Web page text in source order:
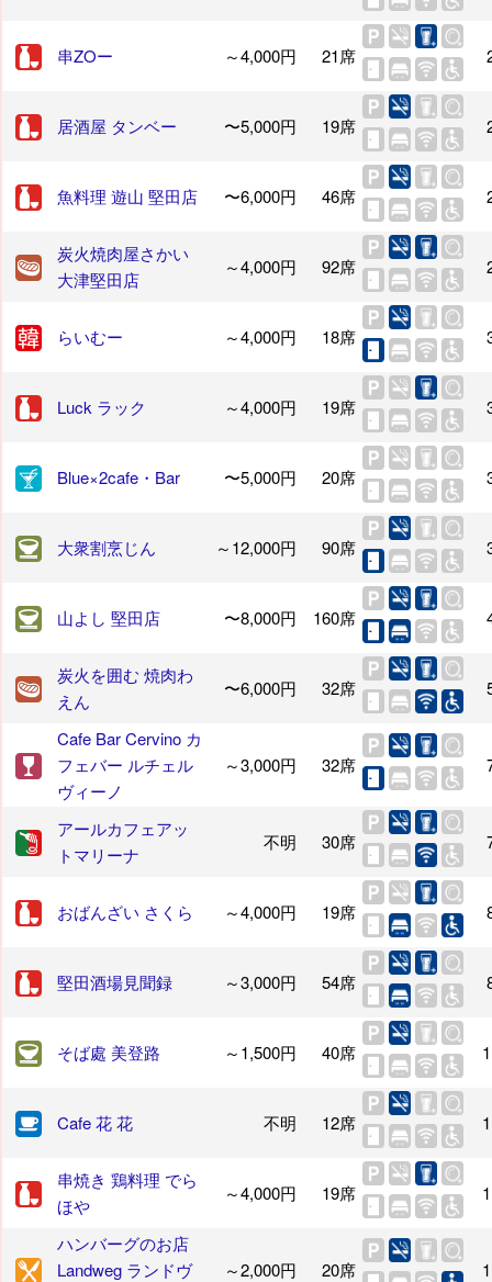
串ZOー ～4,000円 21席
居酒屋 タンベー 〜5,000円 19席
魚料理 遊山 堅田店 〜6,000円 46席
炭火焼肉屋さかい
大津堅田店
～4,000円 92席
らいむー ～4,000円 18席
Luck ラック ～4,000円 19席
Blue×2cafe・Bar 〜5,000円 20席
大衆割烹じん ～12,000円 90席
山よし 堅田店 〜8,000円 160席
炭火を囲む 焼肉わ
えん
〜6,000円 32席
Cafe Bar Cervino カ
フェバー ルチェル
ヴィーノ
～3,000円 32席
アールカフェアッ
トマリーナ
不明 30席
おばんざい さくら ～4,000円 19席
堅田酒場見聞録 ～3,000円 54席
そば處 美登路 ～1,500円 40席
Cafe 花 花 不明 12席
串焼き 鶏料理 でら
ほや
～4,000円 19席
ハンバーグのお店
Landweg ランドヴ
～2,000円 20席